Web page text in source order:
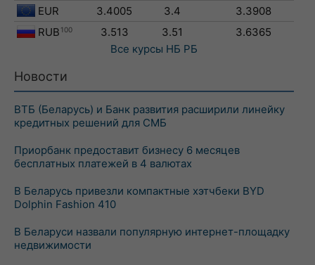
EUR
3.4005 3.4
3.3908
RUB 100 3.513 3.51
3.6365
Все курсы НБ РБ
Новости
ВТБ (Беларусь) и Банк развития расширили линейку
кредитных решений для СМБ
Приорбанк предоставит бизнесу 6 месяцев
бесплатных платежей в 4 валютах
В Беларусь привезли компактные хэтчбеки BYD
Dolphin Fashion 410
В Беларуси назвали популярную интернет-площадку
недвижимости